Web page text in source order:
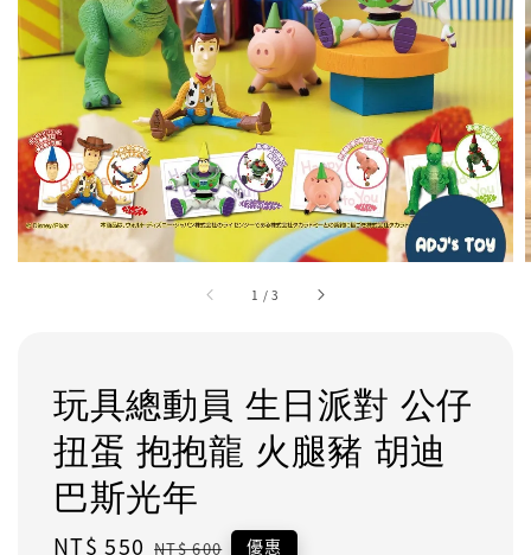
1 /3
玩具總動員 生日派對 公仔
扭蛋 抱抱龍 火腿豬 胡迪
巴斯光年
Sale
NT$ 550 Regular
NT$ 600 優惠